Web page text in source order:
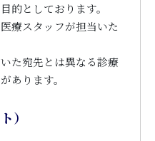
的としております。
療スタッフが担当いた
た宛先とは異なる診療
あります。
）